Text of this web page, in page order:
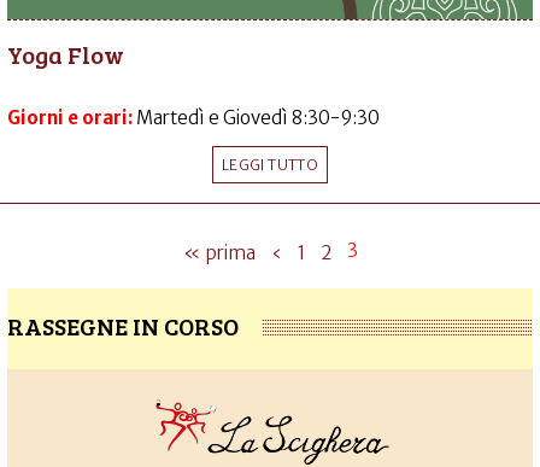
Yoga Flow
Giorni e orari: Martedì e Giovedì 8:30-9:30
LEGGI TUTTO
« prima ‹ 1 2 3
RASSEGNE IN CORSO